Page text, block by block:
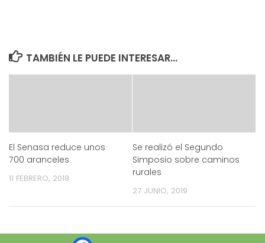
TAMBIÉN LE PUEDE INTERESAR...
El Senasa reduce unos
700 aranceles
11 FEBRERO, 2018
Se realizó el Segundo
Simposio sobre caminos
rurales
27 JUNIO, 2019